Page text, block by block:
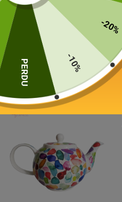
Théière Anglaise en
Porcelaine
Dunoon Belle Epoque 1,2L
129,00
Ajouter au panier
-20%
-10%
PERDU